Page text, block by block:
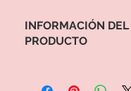
INFORMACIÓN DEL
PRODUCTO